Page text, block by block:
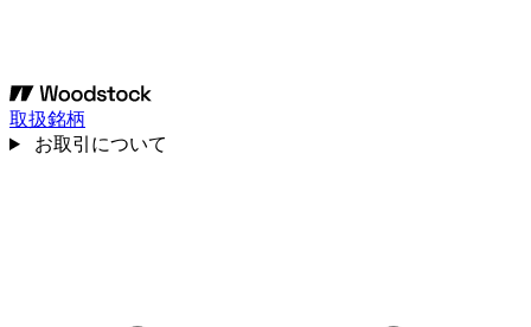
取扱銘柄
お取引について